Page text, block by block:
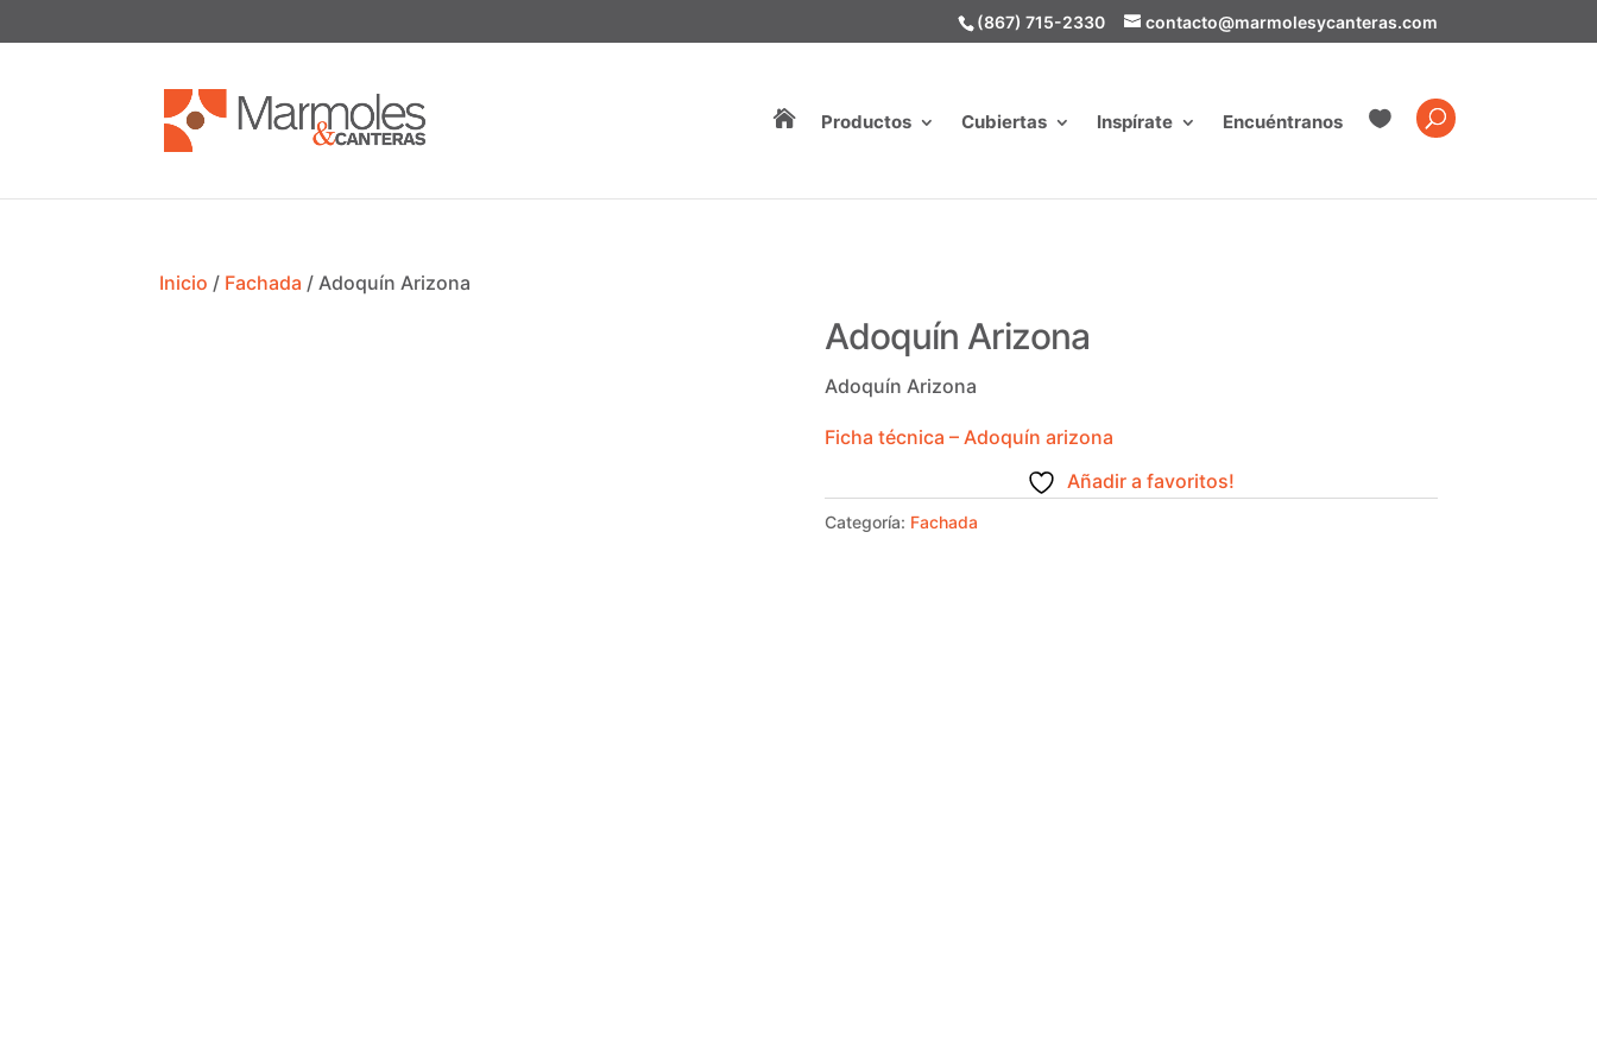
(867) 715-2330 contacto@marmolesycanteras.com
 Productos Cubiertas Inspírate Encuéntranos 
Inicio / Fachada / Adoquín Arizona
Adoquín Arizona
Adoquín Arizona
Ficha técnica – Adoquín arizona
Añadir a favoritos!
Categoría: Fachada